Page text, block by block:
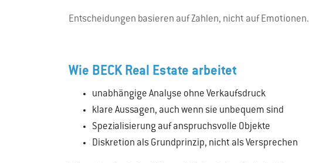
Entscheidungen basieren auf Zahlen, nicht auf Emotionen.
Wie BECK Real Estate arbeitet
unabhängige Analyse ohne Verkaufsdruck
klare Aussagen, auch wenn sie unbequem sind
Spezialisierung auf anspruchsvolle Objekte
Diskretion als Grundprinzip, nicht als Versprechen